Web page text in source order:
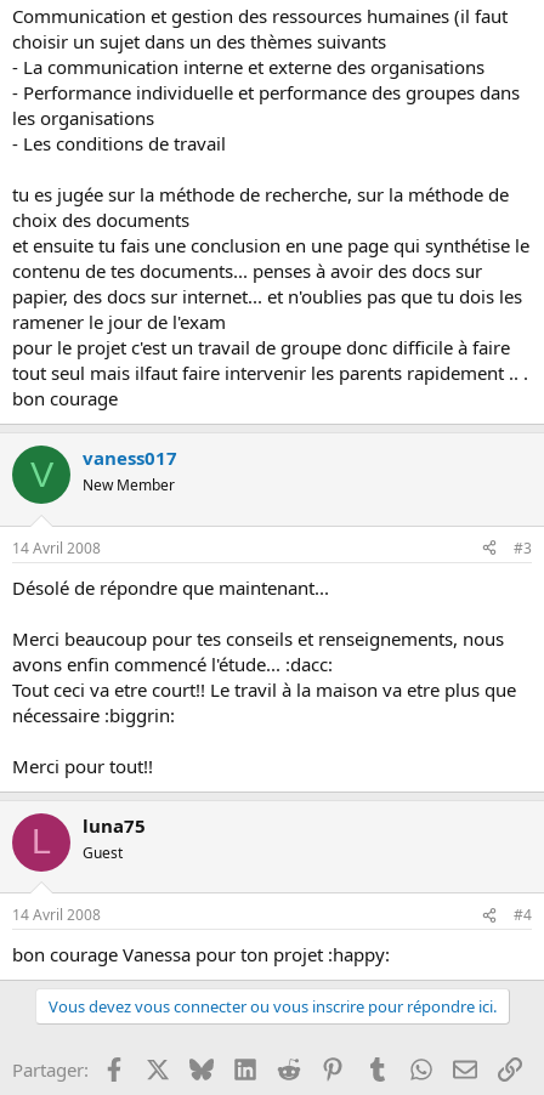
Communication et gestion des ressources humaines (il faut
choisir un sujet dans un des thèmes suivants
- La communication interne et externe des organisations
- Performance individuelle et performance des groupes dans
les organisations
- Les conditions de travail
tu es jugée sur la méthode de recherche, sur la méthode de
choix des documents
et ensuite tu fais une conclusion en une page qui synthétise le
contenu de tes documents... penses à avoir des docs sur
papier, des docs sur internet... et n'oublies pas que tu dois les
ramener le jour de l'exam
pour le projet c'est un travail de groupe donc difficile à faire
tout seul mais ilfaut faire intervenir les parents rapidement .. .
bon courage
V vaness017
New Member
14 Avril 2008 #3
Désolé de répondre que maintenant...
Merci beaucoup pour tes conseils et renseignements, nous
avons enfin commencé l'étude... :dacc:
Tout ceci va etre court!! Le travil à la maison va etre plus que
nécessaire :biggrin:
Merci pour tout!!
L luna75
Guest
14 Avril 2008 #4
bon courage Vanessa pour ton projet :happy:
Vous devez vous connecter ou vous inscrire pour répondre ici.
Partager: Facebook BlueskyLinkedInReddit PinterestTumblrWhatsApp
Email